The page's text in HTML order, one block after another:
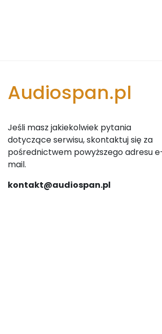
Audiospan.pl
Jeśli masz jakiekolwiek pytania
dotyczące serwisu, skontaktuj się za
pośrednictwem powyższego adresu
mail.
kontakt@audiospan.pl